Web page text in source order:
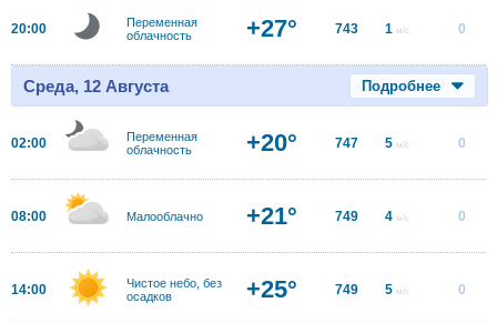
20:00
Переменная
облачность
+27° 743 1 м/с 0
Среда, 12 Августа Подробнее
02:00
Переменная
облачность
+20° 747 5 м/с 0
08:00 Малооблачно +21° 749 4 м/с 0
14:00
Чистое небо, без
осадков
+25° 749 5 м/с 0